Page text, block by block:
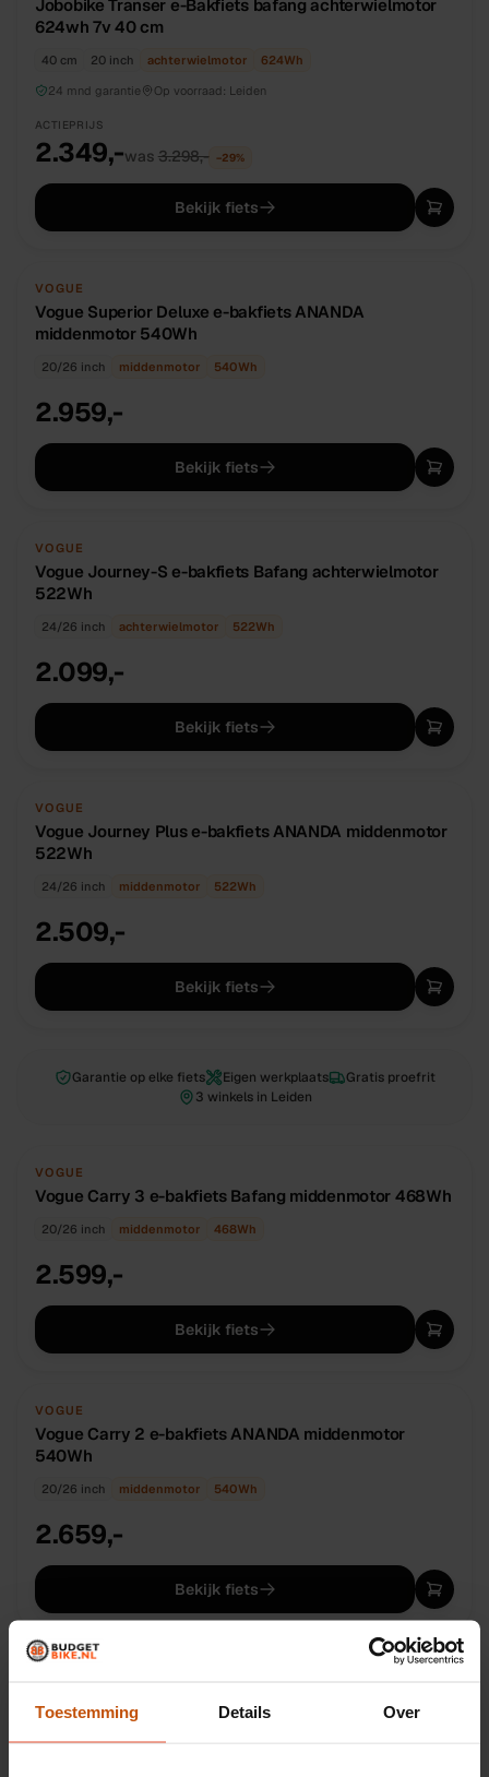
Toestemming Details Over
Jobobike Transer e-Bakfiets bafang achterwielmotor
624wh 7v 40 cm
40 cm 20 inch achterwielmotor 624Wh
24 mnd garantie
Op voorraad: Leiden
ACTIEPRIJS
2.349,-was 3.298,- −29%
Bekijk fiets
NIEUW
VOGUE
Vogue Superior Deluxe e-bakfiets ANANDA
middenmotor 540Wh
20/26 inch middenmotor 540Wh
2.959,-
Bekijk fiets
NIEUW
VOGUE
Vogue Journey-S e-bakfiets Bafang achterwielmotor
522Wh
24/26 inch achterwielmotor 522Wh
2.099,-
Bekijk fiets
NIEUW
VOGUE
Vogue Journey Plus e-bakfiets ANANDA middenmotor
522Wh
24/26 inch middenmotor 522Wh
2.509,-
Bekijk fiets
Garantie op elke fiets Eigen werkplaats
Gratis proefrit
3 winkels in Leiden
NIEUW
VOGUE
Vogue Carry 3 e-bakfiets Bafang middenmotor 468Wh
20/26 inch middenmotor 468Wh
2.599,-
Bekijk fiets
NIEUW
VOGUE
Vogue Carry 2 e-bakfiets ANANDA middenmotor
540Wh
20/26 inch middenmotor 540Wh
2.659,-
Bekijk fiets
NIEUW OP BESTELLING
540Wh